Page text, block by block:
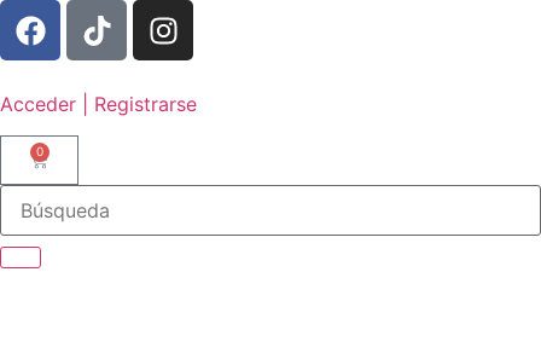
Acceder | Registrarse
0